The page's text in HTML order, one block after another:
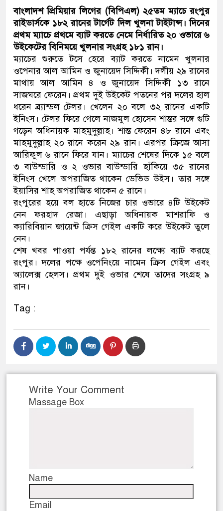
সিল-স্বাক্ষর জালিয়াতি চক্রের পাঁচ
উদ্ধার
জনগণ পরিবর্তন চেয়েছে
প্রধানমন্ত্রী
মিরপুর মডেল থানার
মাদক কারবারি গ্রেফতার
২৮ লাখ টাকার জাল নোটসহ
থানা পুলিশ
যেকোনো সময় বেনজীরের
নেতৃত্ব ও গণতন্ত্রের মূর্তমান
বাংলাদশ প্রিমিয়ার লিগের (বিপিএল) ২৫তম ম্যাচে রংপুর
রাইডার্সকে ১৮২ রানের টার্গেট দিল খুলনা টাইটান্স। দিনের
প্রথম ম্যাচে প্রথমে ব্যাট করতে নেমে নির্ধারিত ২০ ওভারে ৬
উইকেটের বিনিময়ে খুলনার সংগ্রহ ১৮১ রান।
ম্যাচের শুরুতে টসে হেরে ব্যাট করতে নামেন খুলনার
ওপেনার আল আমিন ও জুনায়েদ সিদ্দিকী। দলীয় ২৯ রানের
মাথায় আল আমিন ৪ ও জুনায়েদ সিদ্দিকী ১৩ রানে
সাজঘরে ফেরেন। প্রথম দুই উইকেট পতনের পর দলের হাল
ধরেন ব্র্যান্ডল টেলর। খেলেন ২০ বলে ৩২ রানের একটি
ইনিংস। টেলর ফিরে গেলে নাজমুল হোসেন শান্তর সঙ্গে গুটি
গড়েন অধিনায়ক মাহমুদুল্লাহ। শান্ত ফেরেন ৪৮ রানে এবং
মাহমুদুল্লাহ ২০ রানে করেন ২৯ রান। এরপর ক্রিজে আসা
আরিফুল ৬ রানে ফিরে যান। ম্যাচের শেষের দিকে ১৫ বলে
৩ বাউন্ডারি ও ২ ওভার বাউন্ডারি হাঁকিয়ে ৩৫ রানের
ইনিংস খেলে অপরাজিত থাকেন ডেভিড উইস। তার সঙ্গে
ইয়াসির শাহ অপরাজিত থাকেন ৫ রানে।
রংপুরের হয়ে বল হাতে নিজের চার ওভারে ৪টি উইকেট
নেন ফরহাদ রেজা। এছাড়া অধিনায়ক মাশরাফি ও
ক্যারিবিয়ান জায়েন্ট ক্রিস গেইল একটি করে উইকেট তুলে
নেন।
শেষ খবর পাওয়া পর্যন্ত ১৮২ রানের লক্ষ্যে ব্যাট করছে
রংপুর। দলের পক্ষে ওপেনিংয়ে নামেন ক্রিস গেইল এবং
অ্যালেক্স হেলস। প্রথম দুই ওভার শেষে তাদের সংগ্রহ ৯
রান।
Tag :
Write Your Comment
Massage Box
Name
Email